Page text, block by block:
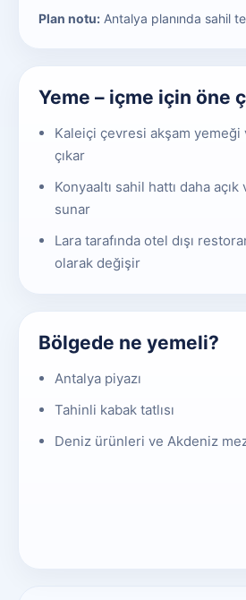
Plan notu: Antalya planında sahil
Yeme – içme için öne
Kaleiçi çevresi akşam
çıkar
Konyaaltı sahil hattı daha
sunar
Lara tarafında otel dışı
olarak değişir
Bölgede ne yemeli?
Antalya piyazı
Tahinli kabak tatlısı
Deniz ürünleri ve Akdeniz